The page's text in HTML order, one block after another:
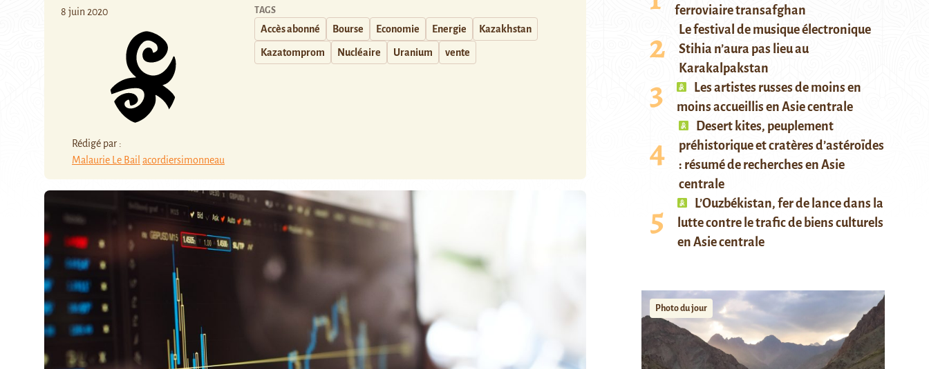
8 juin 2020
Rédigé par :
Malaurie Le Bail acordiersimonneau
TAGS
Accès abonné Bourse Economie Energie Kazakhstan
Kazatomprom Nucléaire Uranium vente
ferroviaire transafghan
Le festival de musique électronique
Stihia n’aura pas lieu au
Karakalpakstan
Les artistes russes de moins en
moins accueillis en Asie centrale
Desert kites, peuplement
préhistorique et cratères d’astéroïdes
: résumé de recherches en Asie
centrale
L’Ouzbékistan, fer de lance dans la
lutte contre le trafic de biens culturels
en Asie centrale
Photo du jour